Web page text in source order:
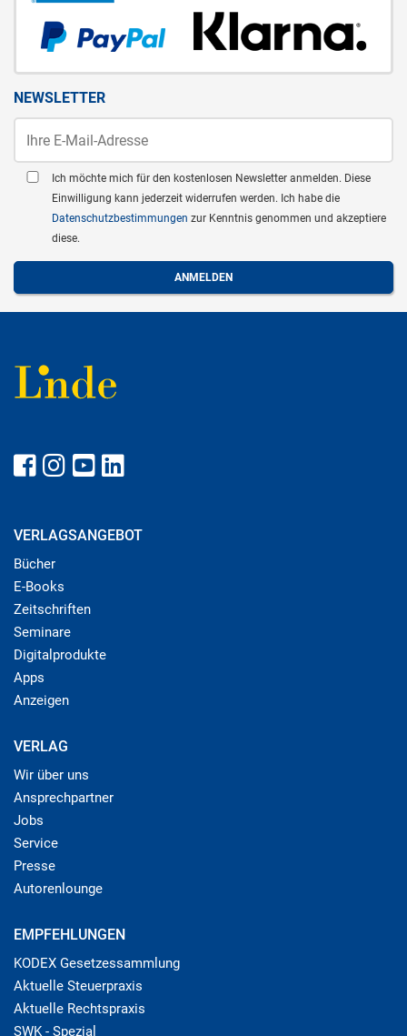
NEWSLETTER
Ich möchte mich für den kostenlosen Newsletter anmelden. Diese
Einwilligung kann jederzeit widerrufen werden. Ich habe die
Datenschutzbestimmungen zur Kenntnis genommen und akzeptiere
diese.
VERLAGSANGEBOT
Bücher
E-Books
Zeitschriften
Seminare
Digitalprodukte
Apps
Anzeigen
VERLAG
Wir über uns
Ansprechpartner
Jobs
Service
Presse
Autorenlounge
EMPFEHLUNGEN
KODEX Gesetzessammlung
Aktuelle Steuerpraxis
Aktuelle Rechtspraxis
SWK - Spezial